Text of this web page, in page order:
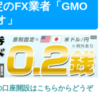
FX業者「GMO
座開設はこちらからどうぞ